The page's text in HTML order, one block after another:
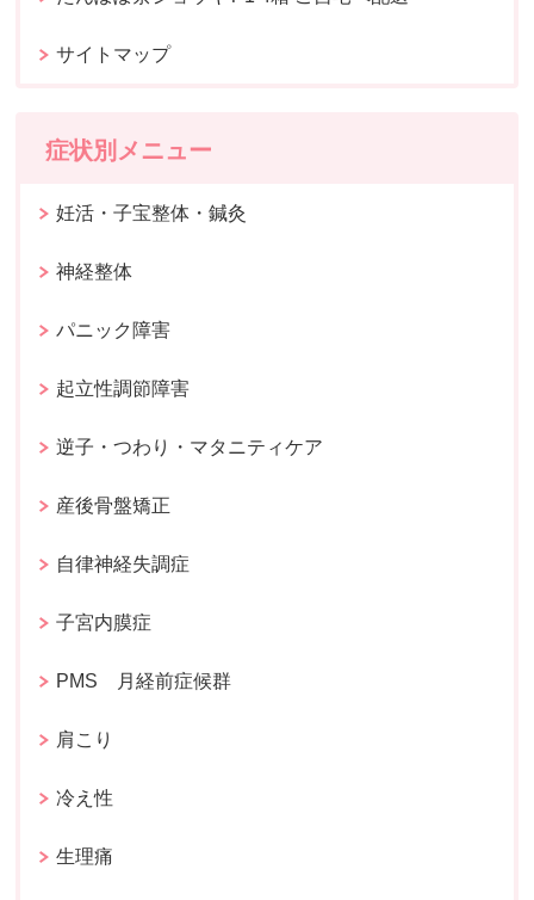
サイトマップ
症状別メニュー
妊活・子宝整体・鍼灸
神経整体
パニック障害
起立性調節障害
逆子・つわり・マタニティケア
産後骨盤矯正
自律神経失調症
子宮内膜症
PMS 月経前症候群
肩こり
冷え性
生理痛